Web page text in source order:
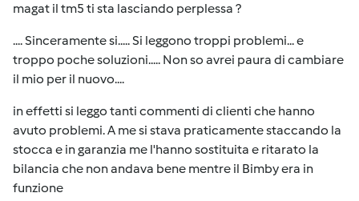
magat il tm5 ti sta lasciando perplessa ?
.... Sinceramente si..... Si leggono troppi problemi... e
troppo poche soluzioni..... Non so avrei paura di cambiare
il mio per il nuovo....
in effetti si leggo tanti commenti di clienti che hanno
avuto problemi. A me si stava praticamente staccando la
stocca e in garanzia me l'hanno sostituita e ritarato la
bilancia che non andava bene mentre il Bimby era in
funzione